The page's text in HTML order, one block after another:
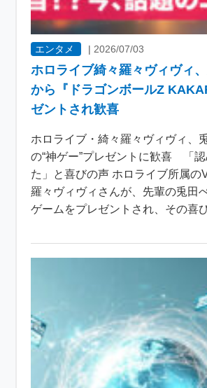
エンタメ | 2026/07/03
ホロライブ綺々羅々ヴィヴィ
から『ドラゴンボールZ
ゼントされ歓喜
ホロライブ・綺々羅々ヴィヴィ、
の“神ゲー”プレゼントに歓喜 「認
た」と喜びの声 ホロライブ所属の
羅々ヴィヴィさんが、先輩の兎田
ゲームをプレゼントされ、その喜